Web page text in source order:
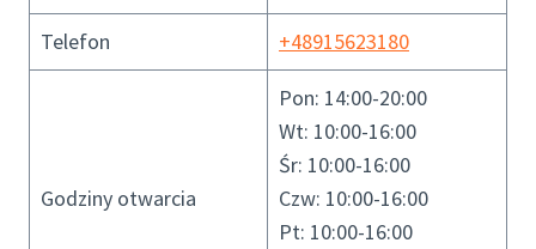
Telefon +48915623180
Godziny otwarcia
Pon: 14:00-20:00
Wt: 10:00-16:00
Śr: 10:00-16:00
Czw: 10:00-16:00
Pt: 10:00-16:00